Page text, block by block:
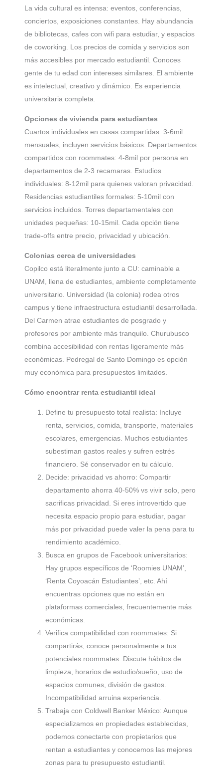
La vida cultural es intensa: eventos, conferencias,
conciertos, exposiciones constantes. Hay abundancia
de bibliotecas, cafes con wifi para estudiar, y espacios
de coworking. Los precios de comida y servicios son
más accesibles por mercado estudiantil. Conoces
gente de tu edad con intereses similares. El ambiente
es intelectual, creativo y dinámico. Es experiencia
universitaria completa.
Opciones de vivienda para estudiantes
Cuartos individuales en casas compartidas: 3-6mil
mensuales, incluyen servicios básicos. Departamentos
compartidos con roommates: 4-8mil por persona en
departamentos de 2-3 recamaras. Estudios
individuales: 8-12mil para quienes valoran privacidad.
Residencias estudiantiles formales: 5-10mil con
servicios incluidos. Torres departamentales con
unidades pequeñas: 10-15mil. Cada opción tiene
trade-offs entre precio, privacidad y ubicación.
Colonias cerca de universidades
Copilco está literalmente junto a CU: caminable a
UNAM, llena de estudiantes, ambiente completamente
universitario. Universidad (la colonia) rodea otros
campus y tiene infraestructura estudiantil desarrollada.
Del Carmen atrae estudiantes de posgrado y
profesores por ambiente más tranquilo. Churubusco
combina accesibilidad con rentas ligeramente más
económicas. Pedregal de Santo Domingo es opción
muy económica para presupuestos limitados.
Cómo encontrar renta estudiantil ideal
Define tu presupuesto total realista: Incluye
renta, servicios, comida, transporte, materiales
escolares, emergencias. Muchos estudiantes
subestiman gastos reales y sufren estrés
financiero. Sé conservador en tu cálculo.
Decide: privacidad vs ahorro: Compartir
departamento ahorra 40-50% vs vivir solo, pero
sacrificas privacidad. Si eres introvertido que
necesita espacio propio para estudiar, pagar
más por privacidad puede valer la pena para tu
rendimiento académico.
Busca en grupos de Facebook universitarios:
Hay grupos específicos de ‘Roomies UNAM’,
‘Renta Coyoacán Estudiantes’, etc. Ahí
encuentras opciones que no están en
plataformas comerciales, frecuentemente más
económicas.
Verifica compatibilidad con roommates: Si
compartirás, conoce personalmente a tus
potenciales roommates. Discute hábitos de
limpieza, horarios de estudio/sueño, uso de
espacios comunes, división de gastos.
Incompatibilidad arruina experiencia.
Trabaja con Coldwell Banker México: Aunque
especializamos en propiedades establecidas,
podemos conectarte con propietarios que
rentan a estudiantes y conocemos las mejores
zonas para tu presupuesto estudiantil.